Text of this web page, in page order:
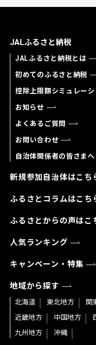
JALふるさと納税
JALふるさと納税とは
初めてのふるさと納税
控除上限額シミュレーシ
お知らせ
よくあるご質問
お問い合わせ
自治体関係者の皆さまへ
新規参加自治体はこち
ふるさとコラムはこち
ふるさとからの声はこ
人気ランキング
キャンペーン・特集
地域から探す
北海道 東北地方 関
近畿地方
中国地方
九州地方
沖縄